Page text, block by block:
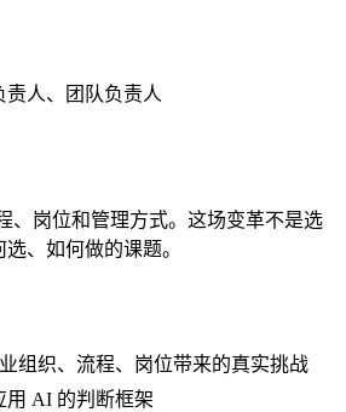
人、团队负责人
、岗位和管理方式。这场变革不是选
、如何做的课题。
组织、流程、岗位带来的真实挑战
用 AI 的判断框架